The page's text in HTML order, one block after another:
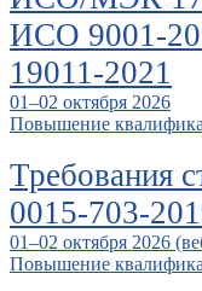
ИСО 9001-
19011-2021
01–02 октября 2026
Повышение
Требования
0015-703-
01–02 октября 2026
Повышение